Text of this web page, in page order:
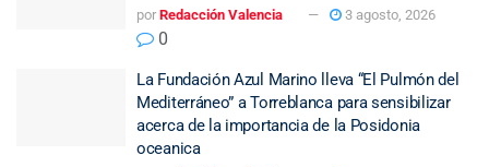
por Redacción Valencia 3 agosto, 2026
0
La Fundación Azul Marino lleva “El Pulmón del
Mediterráneo” a Torreblanca para sensibilizar
acerca de la importancia de la Posidonia
oceanica